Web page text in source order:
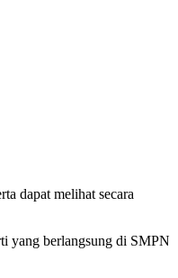
dapat melihat secara
yang berlangsung di SMPN